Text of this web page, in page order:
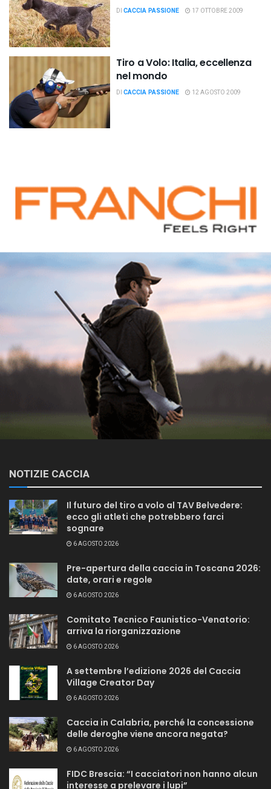
DI CACCIA PASSIONE 17 OTTOBRE 2009
Tiro a Volo: Italia, eccellenza
nel mondo
DI CACCIA PASSIONE 12 AGOSTO 2009
NOTIZIE CACCIA
Il futuro del tiro a volo al TAV Belvedere:
ecco gli atleti che potrebbero farci
sognare
6 AGOSTO 2026
Pre-apertura della caccia in Toscana 2026:
date, orari e regole
6 AGOSTO 2026
Comitato Tecnico Faunistico-Venatorio:
arriva la riorganizzazione
6 AGOSTO 2026
A settembre l’edizione 2026 del Caccia
Village Creator Day
6 AGOSTO 2026
Caccia in Calabria, perché la concessione
delle deroghe viene ancora negata?
6 AGOSTO 2026
FIDC Brescia: “I cacciatori non hanno alcun
interesse a prelevare i lupi”